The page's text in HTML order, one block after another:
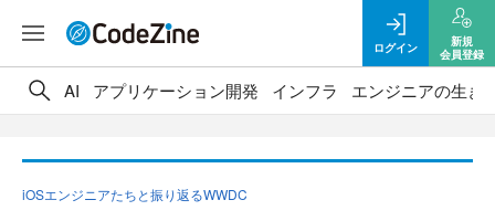
ログイン
新規
会員登録
AI アプリケーション開発 インフラ エンジニアの生き
iOSエンジニアたちと振り返るWWDC